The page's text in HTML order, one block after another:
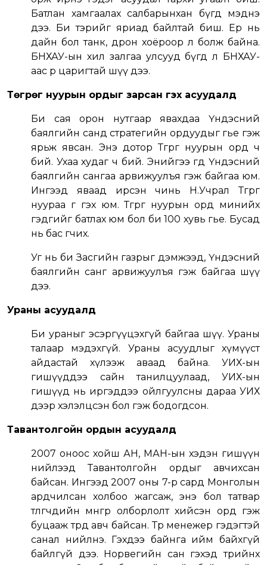
Батлан хамгаалах салбарынхан бүгд мэднэ
дээ. Би тэрийг яриад байлтай биш. Ер нь
дайн бол танк, дрон хоёроор л болж байна.
БНХАУ-ын хил залгаа улсууд бүгд л БНХАУ-
аас өөр царигтай шүү дээ.
Төгрөг нуурын ордыг зарсан гэх асуудалд
Би сая орон нутгаар явахдаа Үндэсний
баялгийн санд стратегийн ордуудыг өгье гэж
ярьж явсан. Энэ дотор Төгрөг нуурын орд ч
бий. Ухаа худаг ч бий. Энийгээ өгөөд Үндэсний
баялгийн сангаа арвижуулъя гэж байгаа юм.
Ингээд яваад ирсэн чинь Н.Учрал Төгрөг
нуураа өг гэх юм. Төгрөг нуурын орд минийх
гэдгийг батлах юм бол би 100 хувь өгье. Бусад
нь бас өгчих.
Уг нь би Засгийн газрыг дэмжээд, Үндэсний
баялгийн санг арвижуулъя гэж байгаа шүү
дээ.
Ураны асуудалд
Би ураныг эсэргүүцэхгүй байгаа шүү. Ураны
талаар мэдэхгүй. Ураны асуудлыг хүмүүст
айдастай хүлээж аваад байна. УИХ-ын
гишүүддээ сайн танилцуулаад, УИХ-ын
гишүүд нь иргэддээ ойлгуулсны дараа УИХ
дээр хэлэлцсэн бол гэж бодогдсон.
Тавантолгойн ордын асуудалд
2007 оноос хойш АН, МАН-ын хэдэн гишүүн
нийлээд Тавантолгойн ордыг авчихсан
байсан. Ингээд 2007 оны 7-р сард Монголын
ардчилсан холбоо жагсаж, энэ бол татвар
төлөгчдийн мөнгөөр олборлолт хийсэн орд гэж
буцааж төрд авч байсан. Төр менежер гэдэгтэй
санал нийлнэ. Гэхдээ байнга ийм байхгүй
байлгүй дээ. Норвегийн сан гэхэд төрийнх